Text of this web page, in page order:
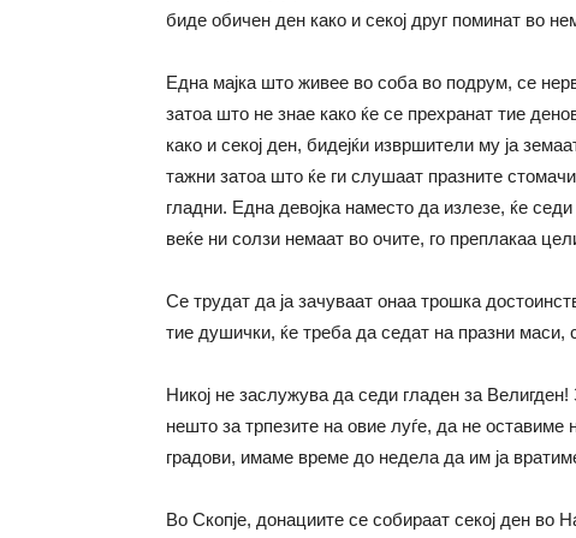
биде обичен ден како и секој друг поминат во
Една мајка што живее во соба во подрум, се
затоа што не знае како ќе се прехранат тие
како и секој ден, бидејќи извршители му ја
тажни затоа што ќе ги слушаат празните
гладни. Една девојка наместо да излезе, ќе
веќе ни солзи немаат во очите, го преплакаа
Се трудат да ја зачуваат онаа трошка
тие душички, ќе треба да седат на празни маси,
Никој не заслужува да седи гладен за
нешто за трпезите на овие луѓе, да не оставиме
градови, имаме време до недела да им ја
Во Скопје, донациите се собираат секој ден